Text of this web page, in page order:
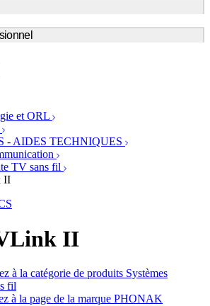
de l'audition
& Phoniatres
et écoles
/ Syndicats
et ORL
- AIDES TECHNIQUES
TV sans fil
II
II
à la catégorie de produits Systèmes
fil
à la page de la marque PHONAK